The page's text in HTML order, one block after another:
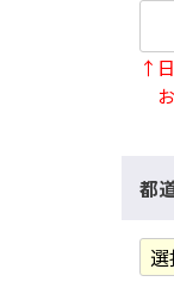
↑
都